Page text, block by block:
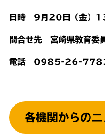
日時 9月20日（金）
問合せ先 宮崎県教育委
電話 0985-26-
各機関からの